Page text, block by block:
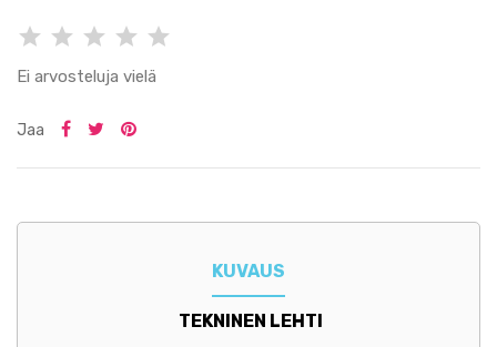
Ei arvosteluja vielä
Jaa
KUVAUS
TEKNINEN LEHTI